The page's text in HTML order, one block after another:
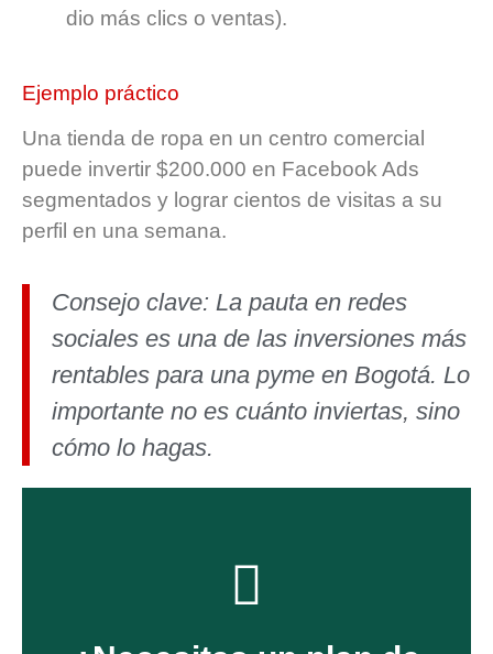
dio más clics o ventas).
Ejemplo práctico
Una tienda de ropa en un centro comercial
puede invertir $200.000 en Facebook Ads
segmentados y lograr cientos de visitas a su
perfil en una semana.
Consejo clave: La pauta en redes
sociales es una de las inversiones más
rentables para una pyme en Bogotá. Lo
importante no es cuánto inviertas, sino
cómo lo hagas.
Ver más